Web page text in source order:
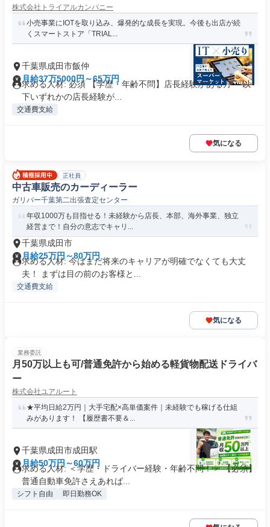
株式会社トライアルカンパニー
小売事業にIOTを取り込み、爆発的な成長を実現。今後も出店が続
くスマートストア「TRIAL...
千葉県成田市飯仲
月給37万5000円～65万円
求める人材: 必須 【学歴・年齢不問】店長経験がある方 ～以
下いずれかの店長経験が...
交通費支給
気になる
正社員
中古車販売のカーディーラー
ガリバー千葉第二出張査定センター
年収1000万も目指せる！未経験から店長、本部、海外事業、独立
経営まで！自分の意志でキャリ...
千葉県成田市
月給25万円～80万円
求める人材: 今はまだ将来のキャリアが明確でなくても大丈
夫！ まずは目の前のお客様と...
交通費支給
気になる
業務委託
月50万以上も可/普通免許から始める軽貨物配送ドライバ
ー
株式会社ユアルート
★平均日給2万円｜大手宅配×高単価案件｜未経験でも稼げる仕組
みがあります！ 【履歴書不要＆...
千葉県成田市成田駅
月給50万円～60万円
求める人材: ＜学歴・ドライバー経験・年齢不問！＞ 【必須】
普通自動車免許さえあれば...
シフト自由 即日勤務OK